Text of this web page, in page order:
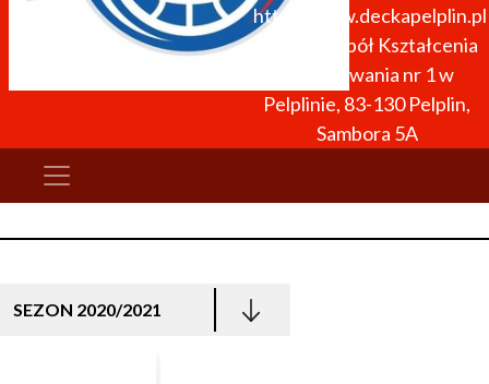
http://www.deckapelplin.pl
arena: Zespół Kształcenia
i Wychowania nr 1 w
Pelplinie, 83-130 Pelplin,
Sambora 5A
SEZON 2020/2021